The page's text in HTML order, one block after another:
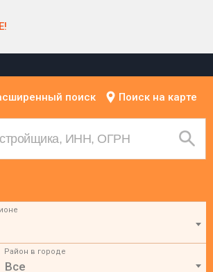
поиск Поиск на карте
Район в городе
Все